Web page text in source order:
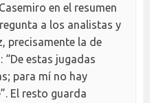
en el resumen
a los analistas y
precisamente la de
“De estas jugadas
para mí no hay
El resto guarda